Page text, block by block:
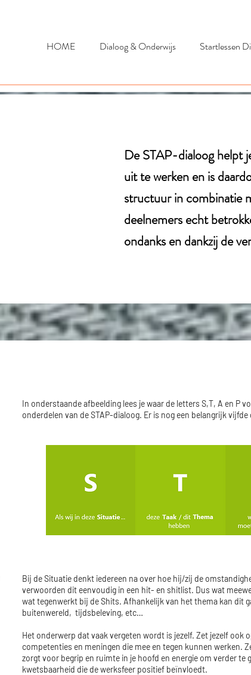
HOME Dialoog & Onderwijs Startlessen
De STAP-dialoog helpt
uit te werken en is
structuur in combinatie
deelnemers echt
ondanks en dankzij de
In onderstaande afbeelding lees je waar de letters S,T, A en P
onderdelen van de STAP-dialoog. Er is nog een belangrijk
Bij de Situatie denkt iedereen na over hoe hij/zij de
verwoorden dit eenvoudig in een hit- en shitlist. Dus wat
wat tegenwerkt bij de Shits. Afhankelijk van het thema kan dit
buitenwereld, tijdsbeleving, etc…
Het onderwerp dat vaak vergeten wordt is jezelf. Zet jezelf ook
competenties en meningen die mee en tegen kunnen werken.
zorgt voor begrip en ruimte in je hoofd en energie om verder te
kwetsbaarheid die de werksfeer positief beïnvloedt.